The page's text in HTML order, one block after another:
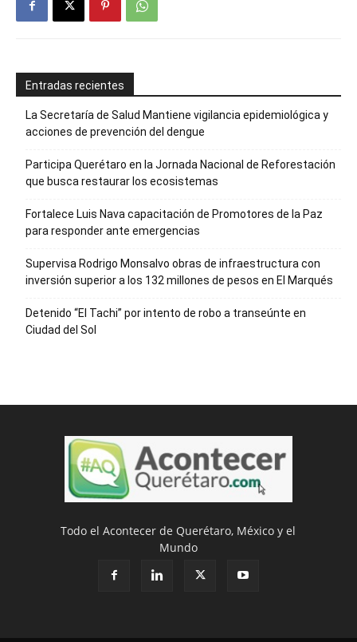
Entradas recientes
La Secretaría de Salud Mantiene vigilancia epidemiológica y
acciones de prevención del dengue
Participa Querétaro en la Jornada Nacional de Reforestación
que busca restaurar los ecosistemas
Fortalece Luis Nava capacitación de Promotores de la Paz
para responder ante emergencias
Supervisa Rodrigo Monsalvo obras de infraestructura con
inversión superior a los 132 millones de pesos en El Marqués
Detenido “El Tachi” por intento de robo a transeúnte en
Ciudad del Sol
Todo el Acontecer de Querétaro, México y el
Mundo